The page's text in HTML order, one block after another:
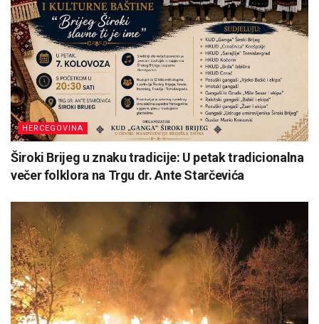
HERCEGOVINA
Široki Brijeg u znaku tradicije: U petak tradicionalna
večer folklora na Trgu dr. Ante Starčevića